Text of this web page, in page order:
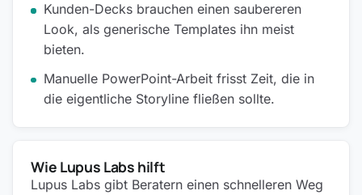
Kunden-Decks brauchen einen saubereren
Look, als generische Templates ihn meist
bieten.
Manuelle PowerPoint-Arbeit frisst Zeit, die in
die eigentliche Storyline fließen sollte.
Wie Lupus Labs hilft
Lupus Labs gibt Beratern einen schnelleren Weg